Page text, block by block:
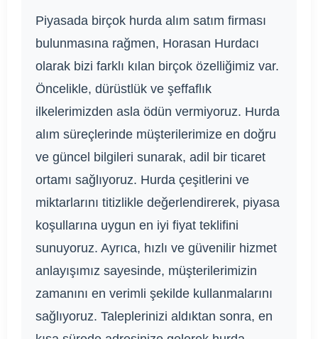
Piyasada birçok hurda alım satım firması
bulunmasına rağmen, Horasan Hurdacı
olarak bizi farklı kılan birçok özelliğimiz var.
Öncelikle, dürüstlük ve şeffaflık
ilkelerimizden asla ödün vermiyoruz. Hurda
alım süreçlerinde müşterilerimize en doğru
ve güncel bilgileri sunarak, adil bir ticaret
ortamı sağlıyoruz. Hurda çeşitlerini ve
miktarlarını titizlikle değerlendirerek, piyasa
koşullarına uygun en iyi fiyat teklifini
sunuyoruz. Ayrıca, hızlı ve güvenilir hizmet
anlayışımız sayesinde, müşterilerimizin
zamanını en verimli şekilde kullanmalarını
sağlıyoruz. Taleplerinizi aldıktan sonra, en